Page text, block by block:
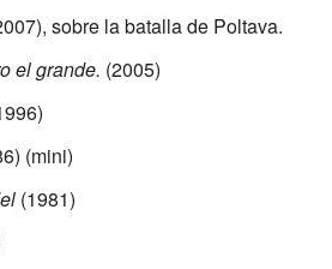
sobre la batalla de Poltava.
el grande. (2005)
(mini)
(1981)